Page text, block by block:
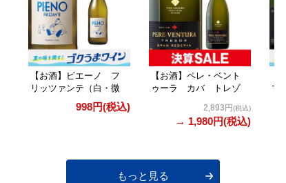
【お酒】ピエーノ フ
リッツァンテ（白・微
998円(税込)
【お酒】ペレ・ベント
ゥーラ カバ トレゾ
ラン・レセルバ（白・
発泡） 750ml
2,893円(税込)
→ 1,980円(税込)
マ
もっと見る